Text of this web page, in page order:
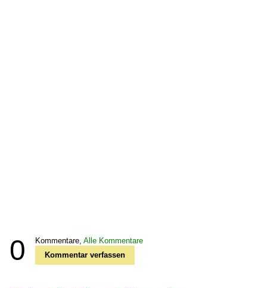
0 Kommentare, Alle Kommentare
Kommentar verfassen